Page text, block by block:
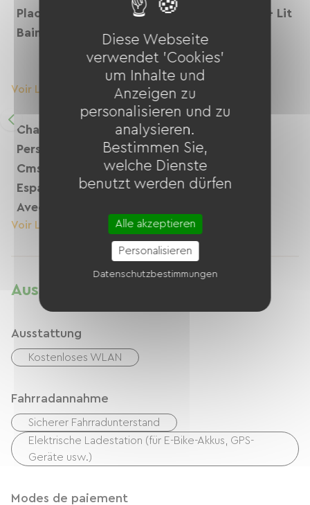
Places, Salle De
Bains Avec Baignoire
Voir Le Logement
Pers, Lit Double + Lit
1 Pers, Espace
Toilettes Avec
Baignoire
Voir Le Logement
Chambre Sylvain, 3
Pers, 2 Lits De 110
Cms, 1 Lit De 90 Cm,
Espace Toilettes
Avec Baignoire
Voir Le Logement
Ausstattung
Ausstattung
Kostenloses WLAN
Fahrradannahme
Sicherer Fahrradunterstand
Elektrische Ladestation (für E-Bike-Akkus, GPS-
Geräte usw.)
Modes de paiement
Diese Webseite
verwendet 'Cookies'
um Inhalte und
Anzeigen zu
personalisieren und zu
analysieren.
Bestimmen Sie,
welche Dienste
benutzt werden dürfen
Alle akzeptieren
Personalisieren
Datenschutzbestimmungen